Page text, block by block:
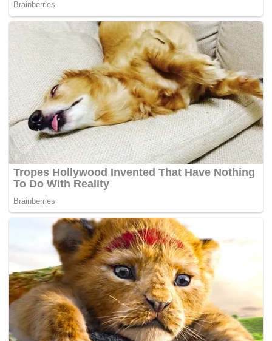
Pada majlis itu, Ismail Sabri turut menzahirkan
penghargaan kepada POASAM dan meluluskan
peruntukan RM100,000 kepada persatuan itu yang
menjadi penghubung erat antara kerajaan dan masyarakat
Orang Asli dalam usaha mempertingkatkan taraf hidup
golongan berkenaan.
Sementara itu, Ismail Sabri turut membidas dakwaan
terutamanya dari pihak pembangkang kononnya
masyarakat Orang Asli di negara ini dibiar keciciran.
“Mereka (pembangkang) fokus pada yang 20 peratus itu
memanglah. Bahagian (banyak) telah dipenuhi oleh
kerajaan tidak pula cerita. Sedangkan kerajaan secara
progresif telah dan sedang penuhi empat fokus utama
pembangunan Orang Asli meliputi prasarana, pendidikan,
ekonomi dan pemilikan tanah,” jelasnya.
Menyentuh isu pemilikan tanah, Ismail Sabri berkata
negeri yang dikuasai pembangkang adalah terkebelakang
dalam menyelesaikan masalah ini dan menyebabkan